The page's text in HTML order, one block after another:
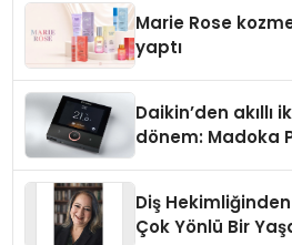
Marie Rose
yaptı
Daikin’den
dönem: Madoka
Diş
Çok Yönlü Bir